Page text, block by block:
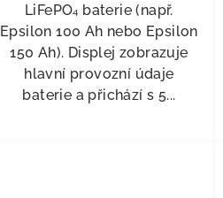
LiFePO₄ baterie (např.
Epsilon 100 Ah nebo Epsilon
150 Ah). Displej zobrazuje
hlavní provozní údaje
baterie a přichází s 5...